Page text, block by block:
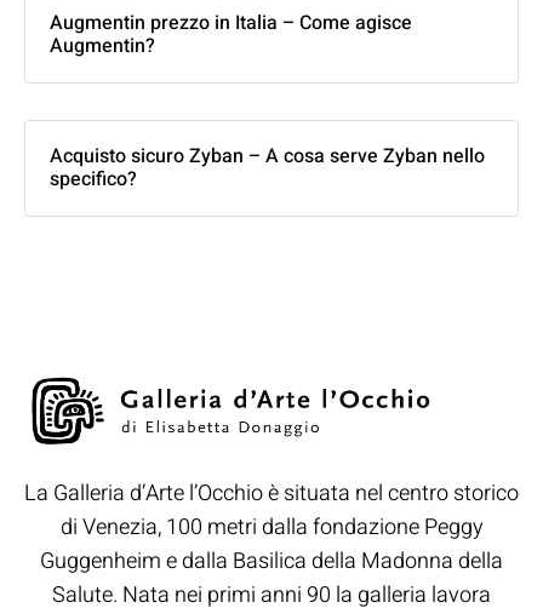
Augmentin prezzo in Italia – Come agisce
Augmentin?
Acquisto sicuro Zyban – A cosa serve Zyban nello
specifico?
La Galleria d’Arte l’Occhio è situata nel centro storico
di Venezia, 100 metri dalla fondazione Peggy
Guggenheim e dalla Basilica della Madonna della
Salute. Nata nei primi anni 90 la galleria lavora